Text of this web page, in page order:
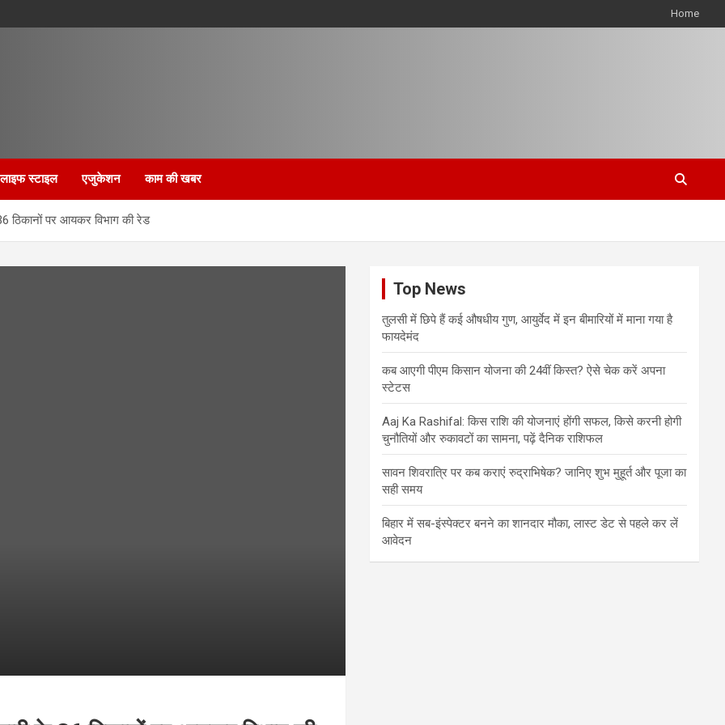
Home
लाइफ स्टाइल एजुकेशन काम की खबर
ठिकानों पर आयकर विभाग की रेड
Top News
तुलसी में छिपे हैं कई औषधीय गुण, आयुर्वेद में इन बीमारियों में माना गया है
फायदेमंद
कब आएगी पीएम किसान योजना की 24वीं किस्त? ऐसे चेक करें अपना
स्टेटस
Aaj Ka Rashifal: किस राशि की योजनाएं होंगी सफल, किसे करनी होगी
चुनौतियों और रुकावटों का सामना, पढ़ें दैनिक राशिफल
सावन शिवरात्रि पर कब कराएं रुद्राभिषेक? जानिए शुभ मुहूर्त और पूजा का
सही समय
बिहार में सब-इंस्पेक्टर बनने का शानदार मौका, लास्ट डेट से पहले कर लें
आवेदन